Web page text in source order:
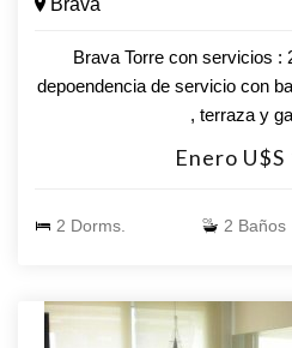
Brava
Brava Torre con servicios :
depoendencia de servicio con
, terraza y
Enero
2 Dorms. 2 Baños